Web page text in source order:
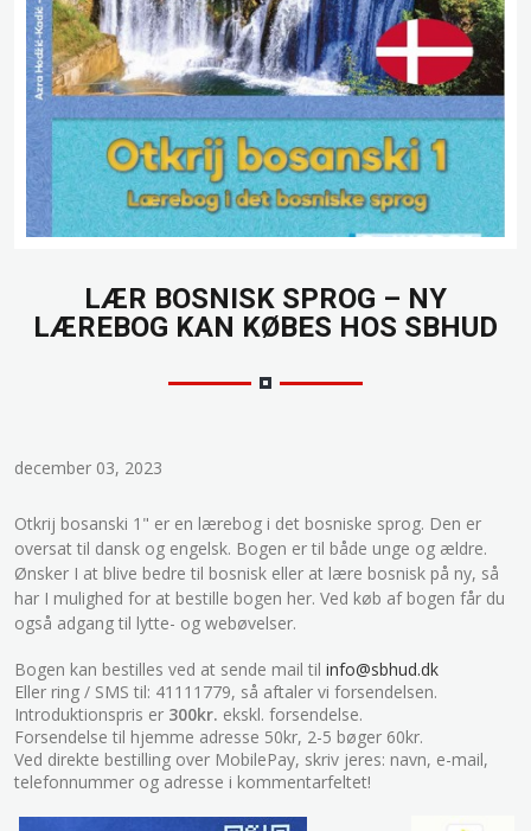
LÆR BOSNISK SPROG – NY
LÆREBOG KAN KØBES HOS SBHUD
december 03, 2023
Otkrij bosanski 1" er en lærebog i det bosniske sprog. Den er
oversat til dansk og engelsk. Bogen er til både unge og ældre.
Ønsker I at blive bedre til bosnisk eller at lære bosnisk på ny, så
har I mulighed for at bestille bogen her. Ved køb af bogen får du
også adgang til lytte- og webøvelser.
Bogen kan bestilles ved at sende mail til info@sbhud.dk
Eller ring / SMS til: 41111779, så aftaler vi forsendelsen.
Introduktionspris er 300kr. ekskl. forsendelse.
Forsendelse til hjemme adresse 50kr, 2-5 bøger 60kr.
Ved direkte bestilling over MobilePay, skriv jeres: navn, e-mail,
telefonnummer og adresse i kommentarfeltet!